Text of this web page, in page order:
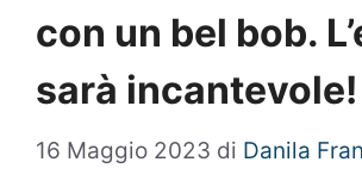
con un bel bob.
sarà incantevole!
16 Maggio 2023 di Danila